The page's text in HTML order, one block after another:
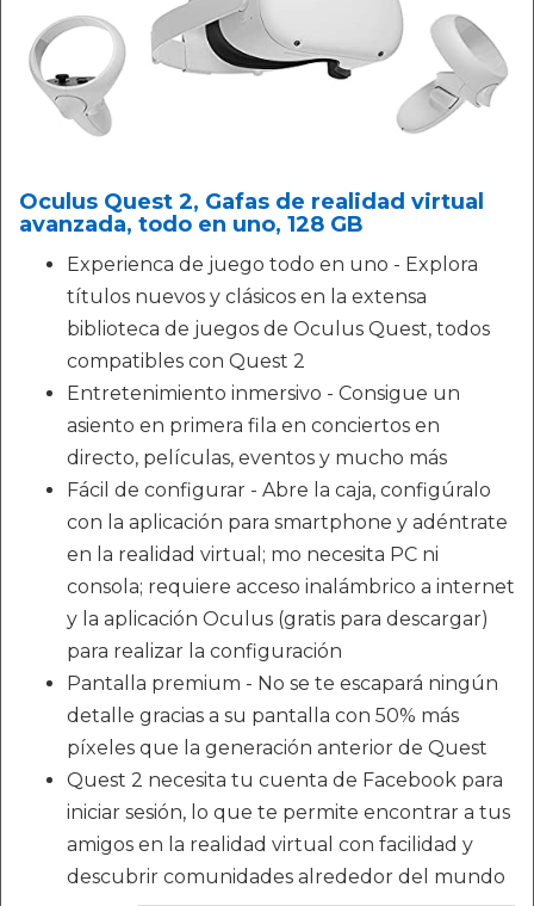
Oculus Quest 2, Gafas de realidad virtual
avanzada, todo en uno, 128 GB
Experienca de juego todo en uno - Explora
títulos nuevos y clásicos en la extensa
biblioteca de juegos de Oculus Quest, todos
compatibles con Quest 2
Entretenimiento inmersivo - Consigue un
asiento en primera fila en conciertos en
directo, películas, eventos y mucho más
Fácil de configurar - Abre la caja, configúralo
con la aplicación para smartphone y adéntrate
en la realidad virtual; mo necesita PC ni
consola; requiere acceso inalámbrico a internet
y la aplicación Oculus (gratis para descargar)
para realizar la configuración
Pantalla premium - No se te escapará ningún
detalle gracias a su pantalla con 50% más
píxeles que la generación anterior de Quest
Quest 2 necesita tu cuenta de Facebook para
iniciar sesión, lo que te permite encontrar a tus
amigos en la realidad virtual con facilidad y
descubrir comunidades alrededor del mundo